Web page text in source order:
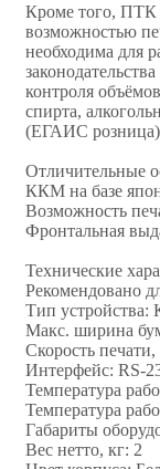
Кроме того,
возможностью
необходима для
контроля
спирта,
(ЕГАИС
Отличительные
ККМ на базе
Возможность
Фронтальная
Технические
Рекомендовано
Тип
Макс. ширина
Скорость
Интерфейс: RS-
Температура
Температура
Габариты
Вес нетто, кг: 2